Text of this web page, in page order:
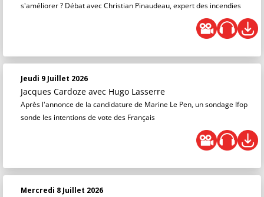
s'améliorer ? Débat avec Christian Pinaudeau, expert des incendies
Jeudi 9 Juillet 2026
Jacques Cardoze avec Hugo Lasserre
Après l'annonce de la candidature de Marine Le Pen, un sondage Ifop
sonde les intentions de vote des Français
Mercredi 8 Juillet 2026